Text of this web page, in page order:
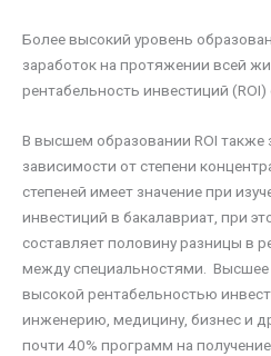
Более высокий уровень
заработок на протяжении всей
рентабельность инвестиций
В высшем образовании ROI также
зависимости от степени
степеней имеет значение при
инвестиций в бакалавриат, при
составляет половину разницы в
между специальностями. Высшее
высокой рентабельностью
инженерию, медицину, бизнес и
почти 40% программ на